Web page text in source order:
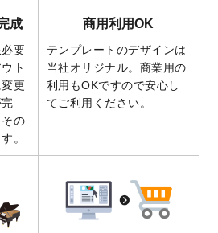
テップを解説！」を公開いたしまし
画像の配置・差し替え・トリミン
テンプレート間でパーツを流用する
公開いたしました。
キーホルダーのデザインテンプレ
追加いたしました。
！
】アクリルキーホルダーが作成で
うになりました！
成
要
ト
更
の
。
商用利用OK
テンプレートのデザインは
当社オリジナル。商業用の
利用もOKですので安心し
てご利用ください。